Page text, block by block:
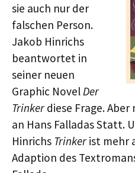
sie auch nur der
falschen Person.
Jakob Hinrichs
beantwortet in
seiner neuen
Graphic Novel Der
Trinkerdiese Frage.
an Hans Falladas Statt.
Hinrichs Trinkerist mehr
Adaption des